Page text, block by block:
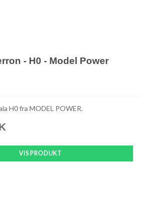
- H0 - Model Power
H0 fra MODEL POWER.
VIS PRODUKT